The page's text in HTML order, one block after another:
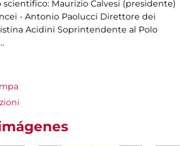
Maurizio Calvesi (presidente)
- Antonio Paolucci Direttore dei
Acidini Soprintendente al Polo